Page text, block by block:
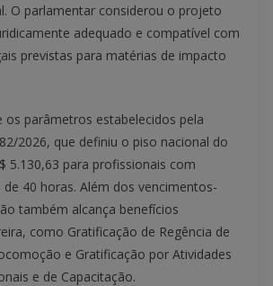
O parlamentar considerou o projeto
adequado e compatível com
previstas para matérias de impacto
os parâmetros estabelecidos pela
2026, que definiu o piso nacional do
5.130,63 para profissionais com
40 horas. Além dos vencimentos-
também alcança benefícios
como Gratificação de Regência de
e Gratificação por Atividades
e de Capacitação.